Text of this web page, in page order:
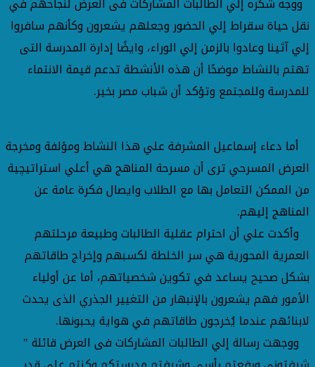
نقل حياة سقراط إلي الحضور وجعلهم يشعرون وكأنهم سافروا
إلي آثينا وعادوا بالزمن إلي الوراء، وايضًا إدارة المدرسة التى
تهتم بالنشاط موضحًا أن هذه الأنشطة تدعم قيمة الانتماء
للمدرسة وللمجتمع وتؤكد أن شباب مصر بخير.
أما دعاء إسماعيل المشرفة علي هذا النشاط ومؤلفة ومخرجة
العرض المسرحي ترى أن مسرحة المناهج هي أعلي استراتيچية
من الممكن التعامل بها مع الطلاب وايصال فكرة عامة عن
المناهج إليهم.
وأكدت علي أن احترام عقلية الطالبات وطبيعة مرحلتهم
العمرية المحورية هي سر الخلطة لكسبهم وإخراج طاقاتهم
بشكل صحيح يساعد في تكوين شخصياتهم، أما عن أولياء
الأمور فهم يشعرون بالإنبهار من التغيير الجذري الذى يحدث
لابنائهم عندما يُخرجون طاقاتهم في هواية يحبونها.
ووجهت رسالة إلي الطالبات المشاركات فى العرض قائلة "